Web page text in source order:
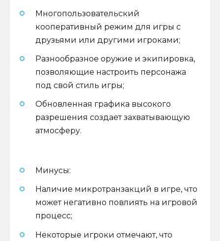
Многопользовательский
кооперативный режим для игры с
друзьями или другими игроками;
Разнообразное оружие и экипировка,
позволяющие настроить персонажа
под свой стиль игры;
Обновленная графика высокого
разрешения создает захватывающую
атмосферу.
Минусы:
Наличие микротранзакций в игре, что
может негативно повлиять на игровой
процесс;
Некоторые игроки отмечают, что